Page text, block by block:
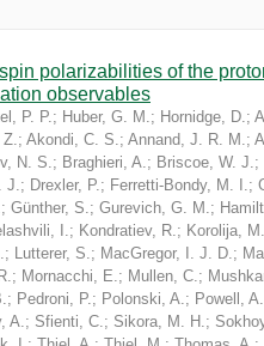
polarizabilities of the
observables
P. P.; Huber, G. M.; Hornidge, D.;
Z.; Akondi, C. S.; Annand, J. R. M.;
N. S.; Braghieri, A.; Briscoe, W. J.;
J.; Drexler, P.; Ferretti-Bondy, M. I.;
; Günther, S.; Gurevich, G. M.;
I.; Kondratiev, R.; Korolija, M.
; Lutterer, S.; MacGregor, I. J. D.;
; Mornacchi, E.; Mullen, C.;
; Pedroni, P.; Polonski, A.; Powell, A.
A.; Sfienti, C.; Sikora, M. H.;